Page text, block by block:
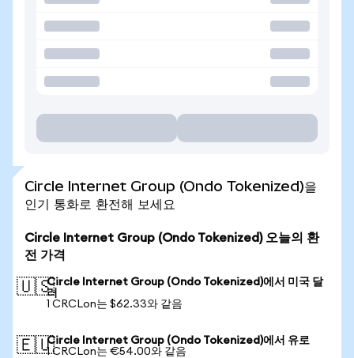
Circle Internet Group (Ondo Tokenized)을
인기 통화로 환전해 보세요
Circle Internet Group (Ondo Tokenized) 오늘의 환
전 가격
🇺🇸Circle Internet Group (Ondo Tokenized)에서 미국 달
러
1 CRCLon는 $62.33와 같음
🇪🇺Circle Internet Group (Ondo Tokenized)에서 유로
1 CRCLon는 €54.00와 같음